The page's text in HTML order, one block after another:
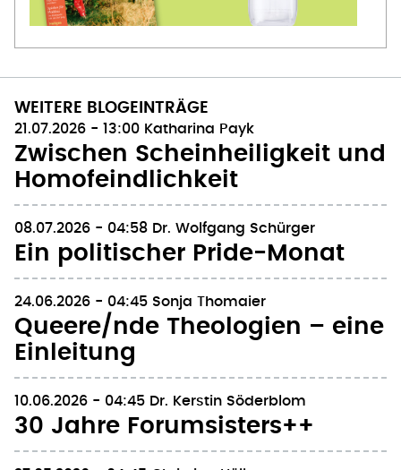
WEITERE BLOGEINTRÄGE
21.07.2026 - 13:00 Katharina Payk
Zwischen Scheinheiligkeit und
Homofeindlichkeit
08.07.2026 - 04:58 Dr. Wolfgang Schürger
Ein politischer Pride-Monat
24.06.2026 - 04:45 Sonja Thomaier
Queere/nde Theologien – eine
Einleitung
10.06.2026 - 04:45 Dr. Kerstin Söderblom
30 Jahre Forumsisters++